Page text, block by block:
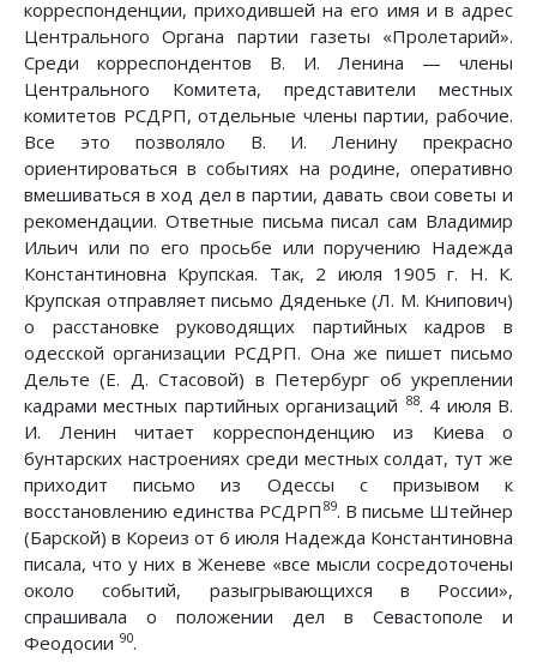
корреспонденции, приходившей на его имя и в адрес
Центрального Органа партии газеты «Пролетарий».
Среди корреспондентов В. И. Ленина — члены
Центрального Комитета, представители местных
комитетов РСДРП, отдельные члены партии, рабочие.
Все это позволяло В. И. Ленину прекрасно
ориентироваться в событиях на родине, оперативно
вмешиваться в ход дел в партии, давать свои советы и
рекомендации. Ответные письма писал сам Владимир
Ильич или по его просьбе или поручению Надежда
Константиновна Крупская. Так, 2 июля 1905 г. Н. К.
Крупская отправляет письмо Дяденьке (Л. М. Книпович)
о расстановке руководящих партийных кадров в
одесской организации РСДРП. Она же пишет письмо
Дельте (Е. Д. Стасовой) в Петербург об укреплении
кадрами местных партийных организаций 88. 4 июля В.
И. Ленин читает корреспонденцию из Киева о
бунтарских настроениях среди местных солдат, тут же
приходит письмо из Одессы с призывом к
восстановлению единства РСДРП 89. В письме Штейнер
(Барской) в Кореиз от 6 июля Надежда Константиновна
писала, что у них в Женеве «все мысли сосредоточены
около событий, разыгрывающихся в России»,
спрашивала о положении дел в Севастополе и
Феодосии 90.